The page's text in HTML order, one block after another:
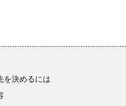
を決めるには